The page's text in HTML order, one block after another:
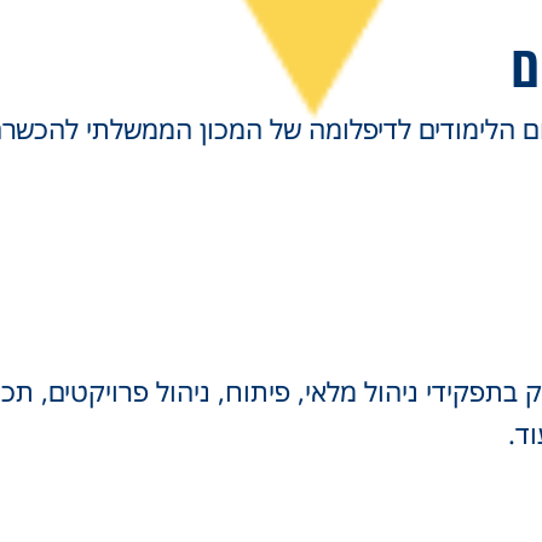
הלימודים לדיפלומה של המכון הממשלתי
בתפקידי ניהול מלאי, פיתוח, ניהול פרויקטים,